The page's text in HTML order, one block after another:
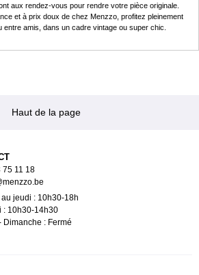
aux rendez-vous pour rendre votre pièce originale.
et à prix doux de chez Menzzo, profitez pleinement
entre amis, dans un cadre vintage ou super chic.
Haut de la page
75 11 18
jeudi : 10h30-18h
: 10h30-14h30
Dimanche : Fermé